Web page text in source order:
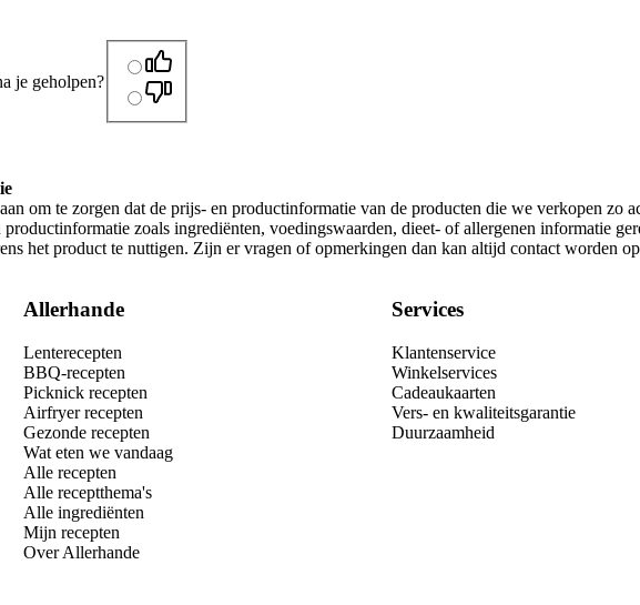
je geholpen?
om te zorgen dat de prijs- en productinformatie van de producten die we verkopen zo
zoals ingrediënten, voedingswaarden, dieet- of allergenen informatie
het product te nuttigen. Zijn er vragen of opmerkingen dan kan altijd contact worden
Allerhande
Lenterecepten
BBQ-recepten
Picknick recepten
Airfryer recepten
Gezonde recepten
Wat eten we vandaag
Alle recepten
Alle receptthema's
Alle ingrediënten
Mijn recepten
Over Allerhande
Services
Klantenservice
Winkelservices
Cadeaukaarten
Vers- en kwaliteitsgarantie
Duurzaamheid